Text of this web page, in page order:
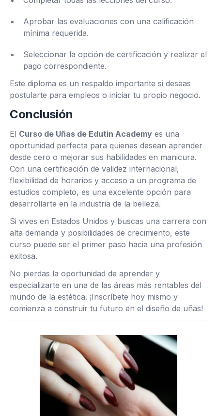
Aprobar las evaluaciones con una calificación
mínima requerida.
Seleccionar la opción de certificación y realizar el
pago correspondiente.
Este diploma es un respaldo importante si deseas
postularte para empleos o iniciar tu propio negocio.
Conclusión
El Curso de Uñas de Edutin Academy es una
oportunidad perfecta para quienes desean aprender
desde cero o mejorar sus habilidades en manicura.
Con una certificación de validez internacional,
flexibilidad de horarios y acceso a un programa de
estudios completo, es una excelente opción para
desarrollarte en la industria de la belleza.
Si vives en Estados Unidos y buscas una carrera con
alta demanda y posibilidades de crecimiento, este
curso puede ser el primer paso hacia una profesión
exitosa.
No pierdas la oportunidad de aprender y
especializarte en una de las áreas más rentables del
mundo de la estética. ¡Inscríbete hoy mismo y
comienza a construir tu futuro en el diseño de uñas!